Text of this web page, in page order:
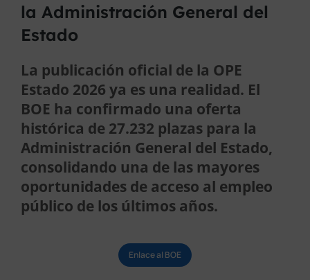
la Administración General del
Estado
La publicación oficial de la OPE
Estado 2026 ya es una realidad. El
BOE ha confirmado una oferta
histórica de 27.232 plazas para la
Administración General del Estado,
consolidando una de las mayores
oportunidades de acceso al empleo
público de los últimos años.
Enlace al BOE